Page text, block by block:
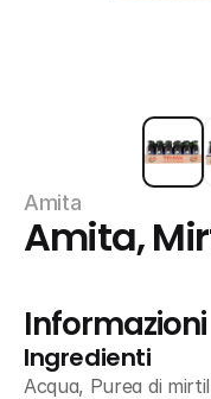
Amita
Amita,
Informazioni
Ingredienti
Acqua, Purea di